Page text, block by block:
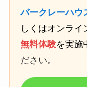
バークレーハウ
しくはオンライ
無料体験を実施
ださい。